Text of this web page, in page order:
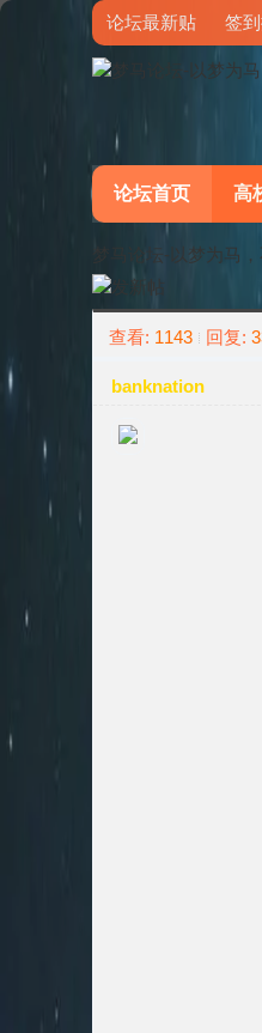
论坛最新贴 签
论坛首页 高
梦马论坛-以梦为马
查看: 1143 回复:
banknation